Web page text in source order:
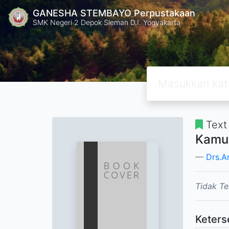
GANESHA STEMBAYO Perpustakaan
SMK Negeri 2 Depok Sleman D.I. Yogyakarta
Text
Tidak